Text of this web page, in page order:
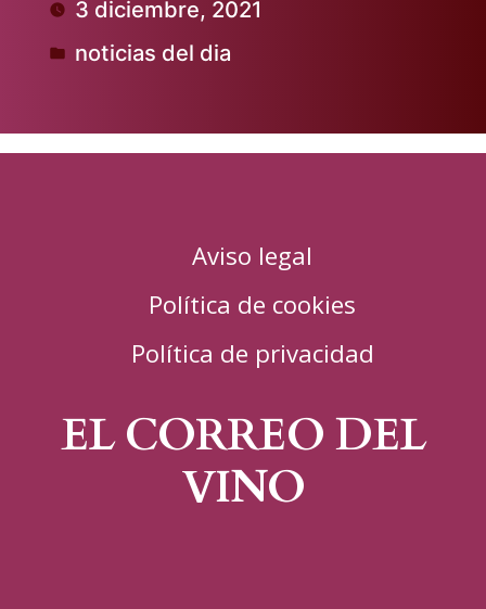
por 3 diciembre, 2021
Publicado
noticias del dia
Aviso legal
Política de cookies
Política de privacidad
EL CORREO DEL
VINO